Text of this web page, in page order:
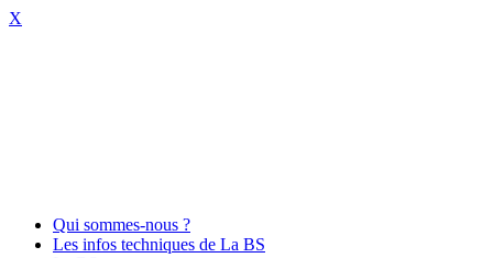
X
Qui sommes-nous ?
Les infos techniques de La BS